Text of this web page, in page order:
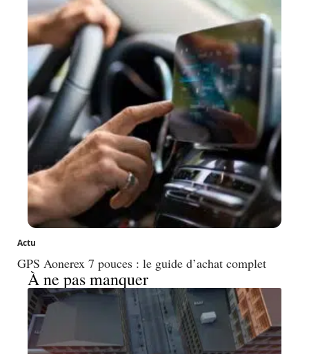
Actu
GPS Aonerex 7 pouces : le guide d’achat complet
À ne pas manquer